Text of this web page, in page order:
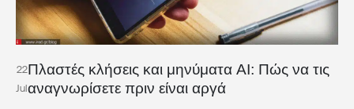
22
Jul
Πλαστές κλήσεις και μηνύματα AI: Πώς να τις
αναγνωρίσετε πριν είναι αργά